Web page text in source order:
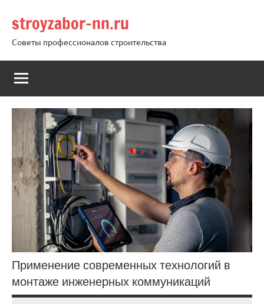
содержимому
stroyzabor-nn.ru
Советы профессионалов строительства
Применение современных технологий в
монтаже инженерных коммуникаций